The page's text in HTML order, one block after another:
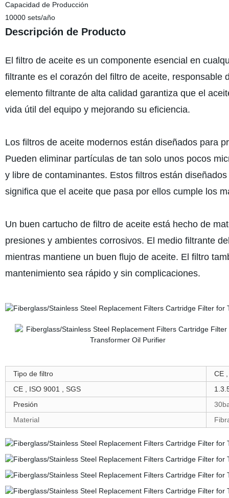
Capacidad de Producción
10000 sets/año
Descripción de Producto
El filtro de aceite es un componente esencial en
filtrante es el corazón del filtro de aceite,
elemento filtrante de alta calidad garantiza que el
vida útil del equipo y mejorando su eficiencia.
Los filtros de aceite modernos están diseñados para
Pueden eliminar partículas de tan solo unos pocos
y libre de contaminantes. Estos filtros están
significa que el aceite que pasa por ellos cumple los
Un buen cartucho de filtro de aceite está hecho de
presiones y ambientes corrosivos. El medio filtrante
mientras mantiene un buen flujo de aceite. El filtro
mantenimiento sea rápido y sin complicaciones.
Tipo de filtro
CE
CE , ISO 9001 , SGS
Presión
Material